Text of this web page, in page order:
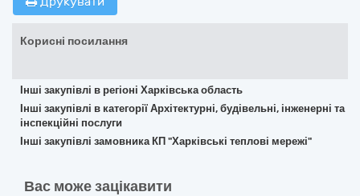
Корисні посилання
Інші закупівлі в регіоні Харківська область
Інші закупівлі в категорії Архітектурні, будівельні, інженерні та
інспекційні послуги
Інші закупівлі замовника КП "Харківські теплові мережі"
Вас може зацікавити